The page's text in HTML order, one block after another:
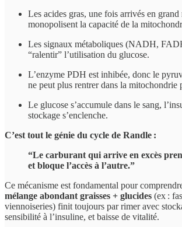
Les acides gras, une fois arrivés en grand
monopolisent la capacité de la
Les signaux métaboliques (NADH,
“ralentir” l’utilisation du glucose.
L’enzyme PDH est inhibée, donc le
ne peut plus rentrer dans la mitochondrie
Le glucose s’accumule dans le sang,
stockage s’enclenche.
C’est tout le génie du cycle de Randle :
“Le carburant qui arrive en excès
et bloque l’accès à l’autre.”
Ce mécanisme est fondamental pour
mélange abondant graisses + glucides (ex :
viennoiseries) finit toujours par rimer avec
sensibilité à l’insuline, et baisse de vitalité.